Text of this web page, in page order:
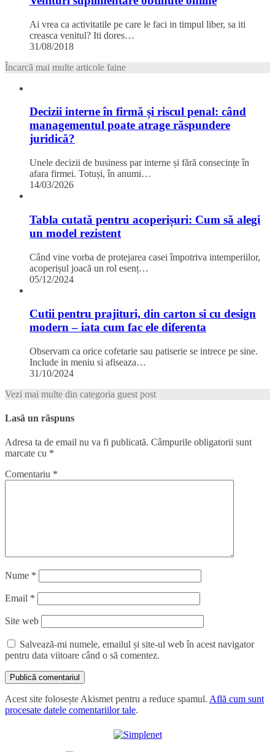
Ai vrea ca activitatile pe care le faci in timpul liber, sa iti
creasca venitul? Iti dores…
31/08/2018
Încarcă mai multe articole faine
Decizii interne în firmă și riscul penal: când
managementul poate atrage răspundere
juridică?
Unele decizii de business par interne și fără consecințe în
afara firmei. Totuși, în anumi…
14/03/2026
Tabla cutată pentru acoperișuri: Cum să alegi
un model rezistent
Când vine vorba de protejarea casei împotriva intemperiilor,
acoperișul joacă un rol esenț…
05/12/2024
Cutii pentru prajituri, din carton si cu design
modern – iata cum fac ele diferenta
Observam ca orice cofetarie sau patiserie se intrece pe sine.
Include in meniu si afiseaza…
31/10/2024
Vezi mai multe din categoria guest post
Lasă un răspuns
Adresa ta de email nu va fi publicată. Câmpurile obligatorii sunt
marcate cu *
Comentariu *
Nume *
Email *
Site web
Salvează-mi numele, emailul și site-ul web în acest navigator
pentru data viitoare când o să comentez.
Acest site folosește Akismet pentru a reduce spamul. Află cum sunt
procesate datele comentariilor tale.